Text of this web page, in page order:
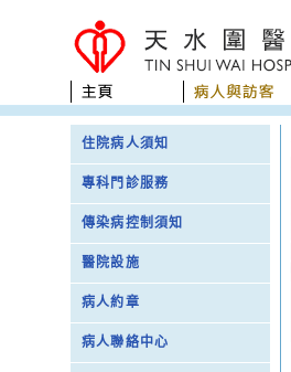
住院病人須知
專科門診服務
傳染病控制須知
醫院設施
病人約章
病人聯絡中心